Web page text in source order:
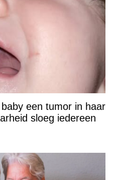
een tumor in haar
sloeg iedereen